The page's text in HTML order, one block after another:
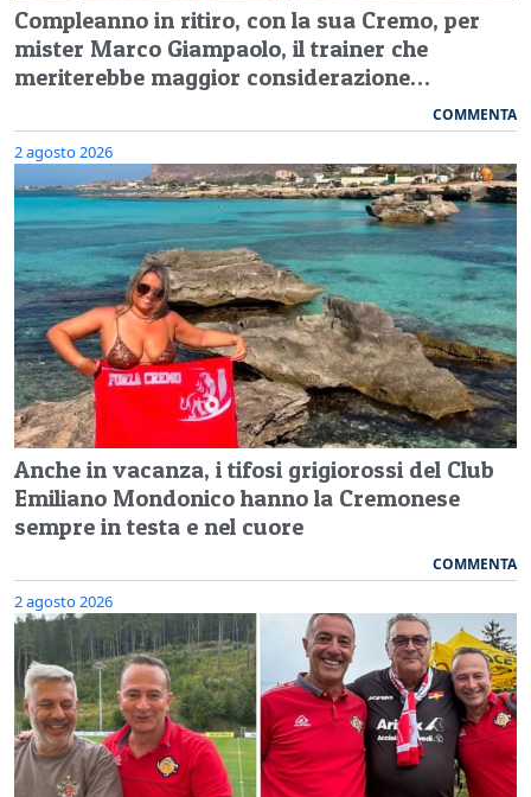
Compleanno in ritiro, con la sua Cremo, per
mister Marco Giampaolo, il trainer che
meriterebbe maggior considerazione…
COMMENTA
2 agosto 2026
Anche in vacanza, i tifosi grigiorossi del Club
Emiliano Mondonico hanno la Cremonese
sempre in testa e nel cuore
COMMENTA
2 agosto 2026